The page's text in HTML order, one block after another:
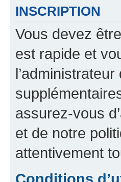
INSCRIPTION
Vous devez
est rapide et
assurez-vous
et de notre
attentivement